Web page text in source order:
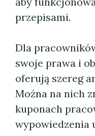
przepisami.
Dla
swoje prawa i
oferują szereg
Można na nich
kuponach
wypowiedzenia